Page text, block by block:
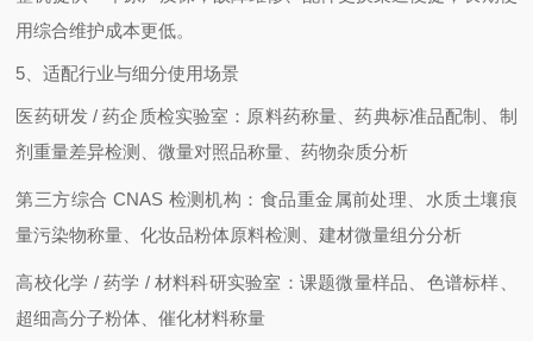
用综合维护成本更低。
5、适配行业与细分使用场景
医药研发 / 药企质检实验室：原料药称量、药典标准品配制、制
剂重量差异检测、微量对照品称量、药物杂质分析
第三方综合 CNAS 检测机构：食品重金属前处理、水质土壤痕
量污染物称量、化妆品粉体原料检测、建材微量组分分析
高校化学 / 药学 / 材料科研实验室：课题微量样品、色谱标样、
超细高分子粉体、催化材料称量